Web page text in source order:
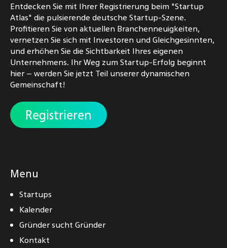
Entdecken Sie mit Ihrer Registrierung beim "Startup
Atlas" die pulsierende deutsche Startup-Szene.
Profitieren Sie von aktuellen Branchenneuigkeiten,
vernetzen Sie sich mit Investoren und Gleichgesinnten,
und erhöhen Sie die Sichtbarkeit Ihres eigenen
Unternehmens. Ihr Weg zum Startup-Erfolg beginnt
hier – werden Sie jetzt Teil unserer dynamischen
Gemeinschaft!
Registrieren
Menu
Startups
Kalender
Gründer sucht Gründer
Kontakt